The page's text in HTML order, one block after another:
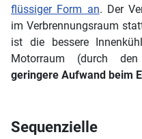
flüssiger Form an. Der
im Verbrennungsraum
ist die bessere
Motorraum (durch
geringere Aufwand beim